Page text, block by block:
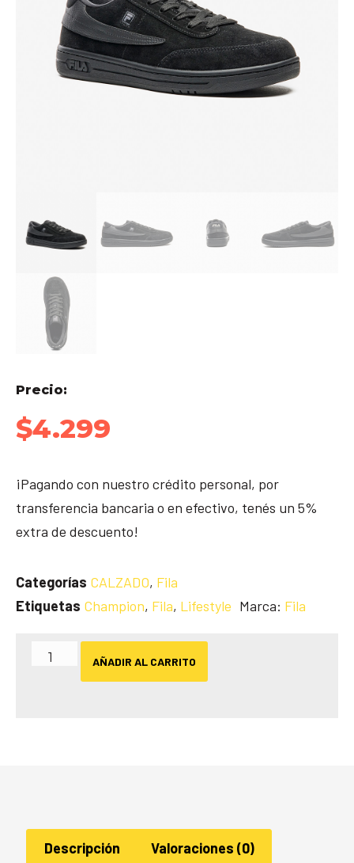
Precio:
$4.299
¡Pagando con nuestro crédito personal, por
transferencia bancaria o en efectivo, tenés un 5%
extra de descuento!
Categorías CALZADO, Fila
Etiquetas Champion, Fila, Lifestyle Marca: Fila
AÑADIR AL CARRITO
Descripción Valoraciones (0)